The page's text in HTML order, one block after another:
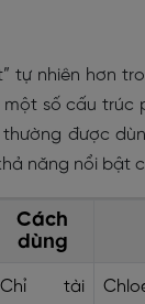
tự nhiên hơn
một số cấu trúc
được
năng nổi bật
Cách
dùng
Chỉ tài